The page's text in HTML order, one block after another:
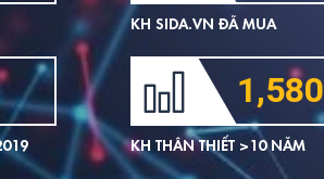
KH SIDA.VN ĐÃ MUA
1,580
KH THÂN THIẾT >10 NĂM